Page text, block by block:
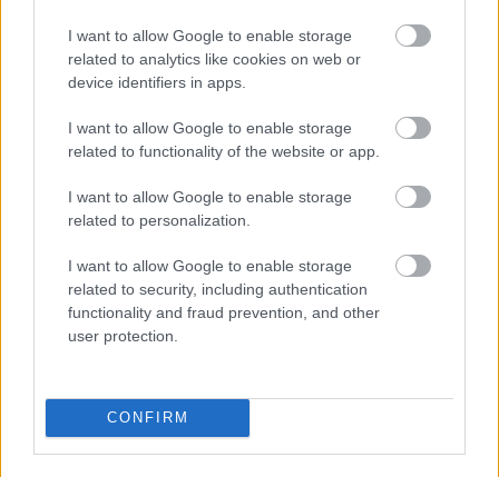
I want to allow Google to enable storage
related to analytics like cookies on web or
device identifiers in apps.
I want to allow Google to enable storage
related to functionality of the website or app.
I want to allow Google to enable storage
related to personalization.
I want to allow Google to enable storage
related to security, including authentication
functionality and fraud prevention, and other
user protection.
CONFIRM
ΗΛΙΑΣ ΠΑΠΑΪΩΑΝΝΟΥ
08/03/2026
Αναγνώριση και σεβασμός
οι σημαντικότερες νίκες του
Α.Ο. Θήρας